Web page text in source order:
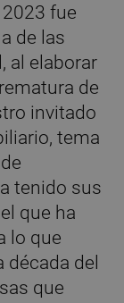
2023 fue
de las
al elaborar
de
invitado
tema
tenido sus
que ha
lo que
del
que